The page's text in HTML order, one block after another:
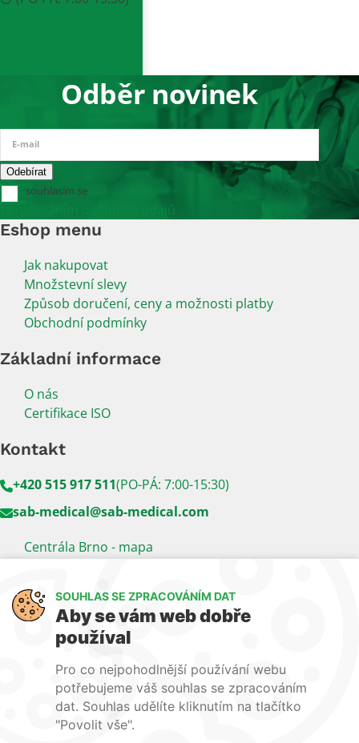
Odběr novinek
E-mail
souhlasím se
zpracováním osobních údajů
Eshop menu
Jak nakupovat
Množstevní slevy
Způsob doručení, ceny a možnosti platby
Obchodní podmínky
Základní informace
O nás
Certifikace ISO
Kontakt
+420 515 917 511(PO-PÁ: 7:00-15:30)
sab-medical@sab-medical.com
Centrála Brno - mapa
Sledujte nás
LinkedIn Facebook
Naše další weby:
www.lecba-rakoviny.com
SOUHLAS SE ZPRACOVÁNÍM DAT
Aby se vám web dobře
používal
Pro co nejpohodlnější používání webu
potřebujeme váš souhlas se zpracováním
dat. Souhlas udělíte kliknutím na tlačítko
"Povolit vše".